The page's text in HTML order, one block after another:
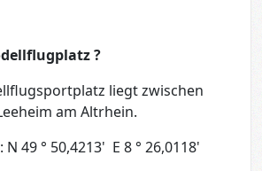
?
liegt zwischen
am Altrhein.
49 ° 50,4213' E 8 ° 26,0118'